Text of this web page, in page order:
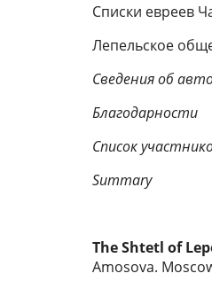
Списки евреев
Лепельское
Сведения об
Благодарности
Список
Summary
The Shtetl of
Amosova.